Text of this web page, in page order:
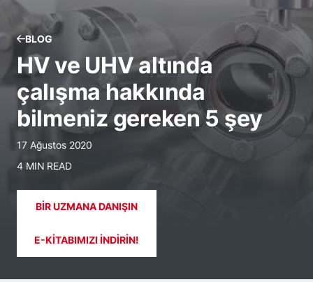
BLOG
HV ve UHV altında
çalışma hakkında
bilmeniz gereken 5 şey
17 Ağustos 2020
4 MIN READ
BIR UZMANA DANIŞIN
E-KITABIMIZI INDIRIN!